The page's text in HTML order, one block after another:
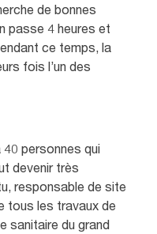
de bonnes
passe 4 heures et
ce temps, la
fois l’un des
personnes qui
devenir très
responsable de site
tous les travaux de
sanitaire du grand